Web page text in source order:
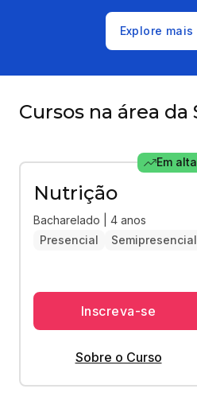
Explore
Cursos na área da
Em alta
Nutrição
Bacharelado | 4 anos
Presencial
Semipresencial
Inscreva-se
Sobre o Curso